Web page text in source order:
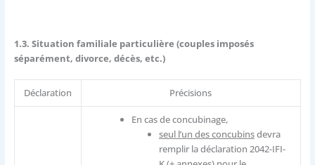
1.3. Situation familiale particulière (couples imposés
séparément, divorce, décès, etc.)
Déclaration Précisions
En cas de concubinage,
seul l’un des concubinsdevra
remplir la déclaration 2042-IFI-